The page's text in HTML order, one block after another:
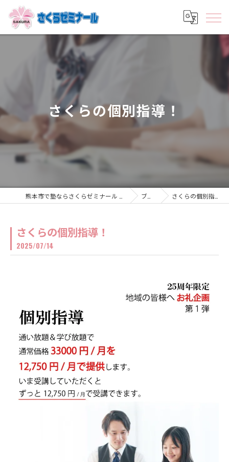
さくらの個別指導！
ブログ さくらの個別指導！
さくらの個別指導！
2025/07/14